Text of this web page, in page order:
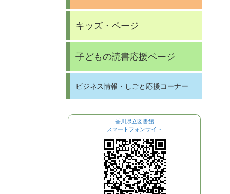
キッズ・ページ
子どもの読書応援ページ
ビジネス情報・しごと応援コーナー
香川県立図書館
スマートフォンサイト